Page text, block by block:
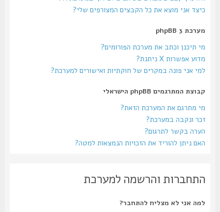
כיצד אני מוצא את כל הקבצים המצורפים שלי?
מערכת phpBB 3
מי תיכנן וכתב את מערכת הפורומים?
מדוע אפשרות X ניתנת?
למי אני פונה במקרים של חוקתיות ואישורים למערכת?
קבוצת המתרגמים phpBB הישראלי
מי מתרגם את המערכת הזאת?
זכר ונקבה במערכת?
הערה בקשר לתרגום?
האם ניתן להוריד את הזכויות הנמצאות למטה?
התחברות והרשמה למערכת
למה אני לא מצליח להתחבר?